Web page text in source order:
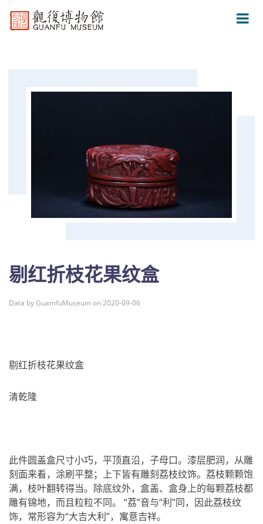
剔红折枝花果纹盒
Data by GuamfuMuseum on 2020-09-06
剔红折枝花果纹盒
清乾隆
此件圆盖盒尺寸小巧，平顶直沿，子母口。漆层肥润，从雕
刻面来看，涂刷平整；上下皆有雕刻荔枝纹饰。荔枝颗颗饱
满，枝叶翻转得当。除底纹外，盒盖、盒身上的每颗荔枝都
雕有锦地，而且粒粒不同。 “荔”音与“利”同，因此荔枝纹
饰，常形容为“大吉大利”，寓意吉祥。